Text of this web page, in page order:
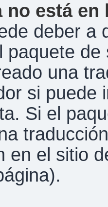
no está
deber a
paquete
una
si puede
Si el
en el sitio